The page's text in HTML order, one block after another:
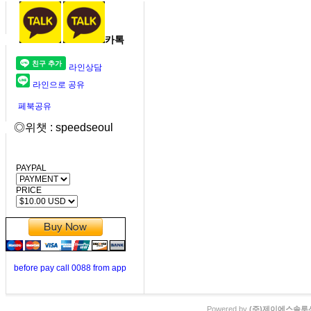
카톡
라인상담
라인으로 공유
페북공유
◎위챗 : speedseoul
PAYPAL
PRICE
before pay call 0088 from app
Powered by (주)제이에스솔루